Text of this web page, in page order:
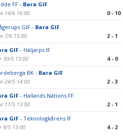
FF - Bara GIF
14/6 16:00
0 - 10
GIF - Bara GIF
7/6 15:00
2 - 1
GIF- Häljarps IF
30/5 13:00
4 - 0
BK - Bara GIF
24/5 14:00
2 - 3
GIF- Hallands Nations FF
17/5 13:00
2 - 1
GIF- Teknologkårens IF
9/5 13:00
4 - 2